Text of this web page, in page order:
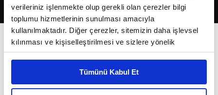
verileriniz işlenmekte olup gerekli olan çerezler bilgi
toplumu hizmetlerinin sunulması amacıyla
kullanılmaktadır. Diğer çerezler, sitemizin daha işlevsel
kılınması ve kişiselleştirilmesi ve sizlere yönelik
reklam/pazarlama faaliyetlerinin yapılması, amaçlarıyla
Çerezlere ilişkin tercihlerinizi çerez paneli vasıtasıyla
belirleyebilirsiniz. Çerezlere ilişkin detaylı bilgi için
Tümünü Kabul Et